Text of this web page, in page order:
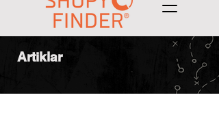
Artiklar